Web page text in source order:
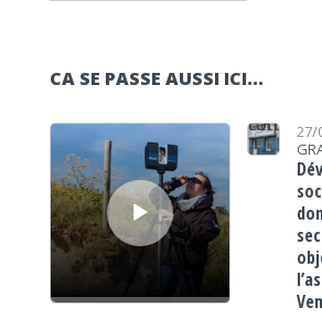
CA SE PASSE AUSSI ICI...
Lecteur audio
https://www.lafrap.fr/wp-content/uploads/2023/02/venesemble-carré.jpg
27/